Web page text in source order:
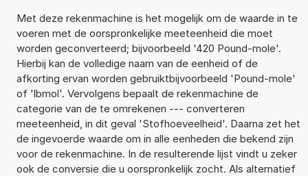
Met deze rekenmachine is het mogelijk om de waarde in te
voeren met de oorspronkelijke meeteenheid die moet
worden geconverteerd; bijvoorbeeld '420 Pound-mole'.
Hierbij kan de volledige naam van de eenheid of de
afkorting ervan worden gebruiktbijvoorbeeld 'Pound-mole'
of 'lbmol'. Vervolgens bepaalt de rekenmachine de
categorie van de te omrekenen --- converteren
meeteenheid, in dit geval 'Stofhoeveelheid'. Daarna zet het
de ingevoerde waarde om in alle eenheden die bekend zijn
voor de rekenmachine. In de resulterende lijst vindt u zeker
ook de conversie die u oorspronkelijk zocht. Als alternatief